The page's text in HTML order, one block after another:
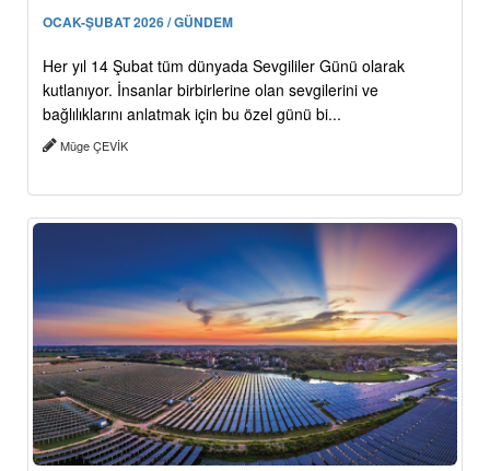
OCAK-ŞUBAT 2026 / GÜNDEM
Her yıl 14 Şubat tüm dünyada Sevgililer Günü olarak
kutlanıyor. İnsanlar birbirlerine olan sevgilerini ve
bağlılıklarını anlatmak için bu özel günü bi...
Müge ÇEVİK